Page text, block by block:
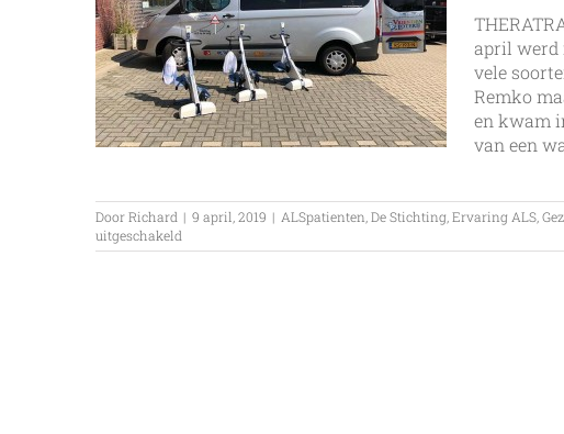
april werd
vele
Remko
en kwam
van een
DoorRichard | 9 april, 2019 | ALSpatienten De Stichting Ervaring ALS
uitgeschakeld
Uitreiking